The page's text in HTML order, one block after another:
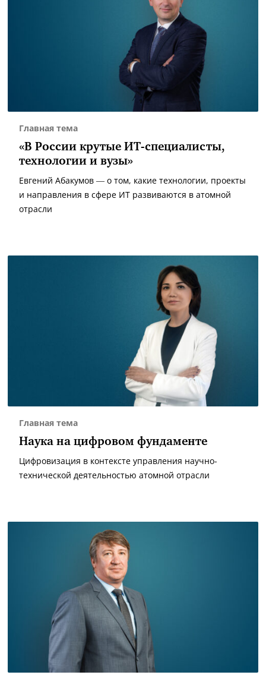
Главная тема
«В России крутые ИТ-специалисты,
технологии и вузы»
Евгений Абакумов — о том, какие технологии, проекты
и направления в сфере ИТ развиваются в атомной
отрасли
Главная тема
Наука на цифровом фундаменте
Цифровизация в контексте управления научно-
технической деятельностью атомной отрасли